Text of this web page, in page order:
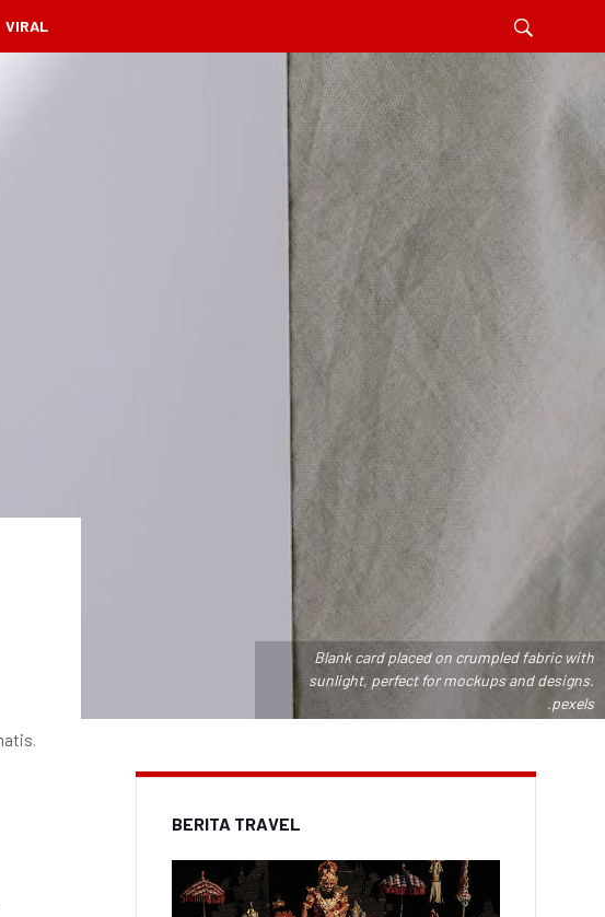
VIRAL
Blank card placed on crumpled fabric with
sunlight, perfect for mockups and designs.
.pexels
BERITA TRAVEL